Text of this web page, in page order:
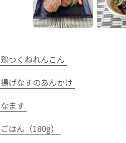
鶏つくねれんこん
揚げなすのあんかけ
なます
ごはん（180g）